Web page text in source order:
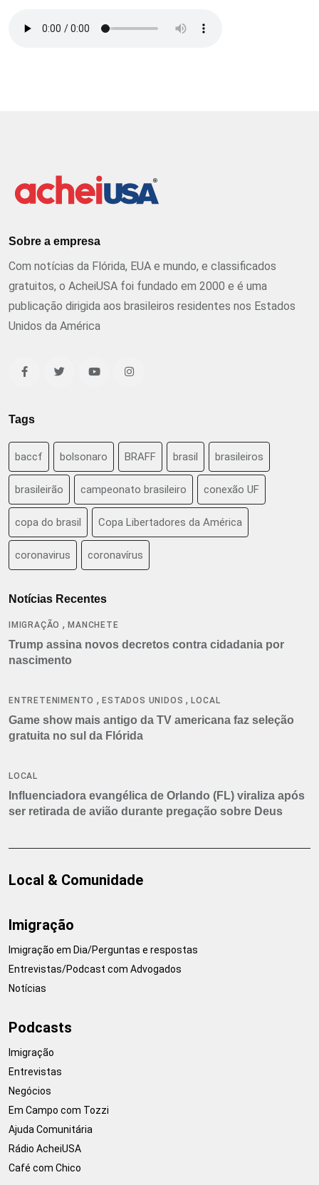
Sobre a empresa
Com notícias da Flórida, EUA e mundo, e classificados
gratuitos, o AcheiUSA foi fundado em 2000 e é uma
publicação dirigida aos brasileiros residentes nos Estados
Unidos da América
Tags
baccf bolsonaro BRAFF brasil brasileiros
brasileirão campeonato brasileiro conexão UF
copa do brasil Copa Libertadores da América
coronavirus coronavírus
Notícias Recentes
IMIGRAÇÃO ,MANCHETE
Trump assina novos decretos contra cidadania por
nascimento
ENTRETENIMENTO ,ESTADOS UNIDOS ,LOCAL
Game show mais antigo da TV americana faz seleção
gratuita no sul da Flórida
LOCAL
Influenciadora evangélica de Orlando (FL) viraliza após
ser retirada de avião durante pregação sobre Deus
Local & Comunidade
Imigração
Imigração em Dia/Perguntas e respostas
Entrevistas/Podcast com Advogados
Notícias
Podcasts
Imigração
Entrevistas
Negócios
Em Campo com Tozzi
Ajuda Comunitária
Rádio AcheiUSA
Café com Chico